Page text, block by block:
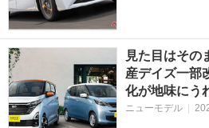
見た目はその
産デイズ一部
化が地味にう
ニューモデル |